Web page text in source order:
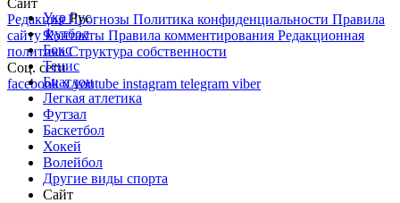
Сайт
РедакцияПрогнозы Политика конфиденциальности Правила
сайтуКонтакты Правила комментирования Редакционная
политикаСтруктура собственности
Соц. сети
facebookxyoutube instagram telegram viber
УкрРус
Футбол
Бокс
Тенис
Биатлон
Легкая атлетика
Футзал
Баскетбол
Хокей
Волейбол
Другие виды спорта
Сайт